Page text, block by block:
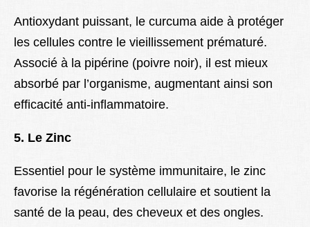
Antioxydant puissant, le curcuma aide à protéger
les cellules contre le vieillissement prématuré.
Associé à la pipérine (poivre noir), il est mieux
absorbé par l’organisme, augmentant ainsi son
efficacité anti-inflammatoire.
5. Le Zinc
Essentiel pour le système immunitaire, le zinc
favorise la régénération cellulaire et soutient la
santé de la peau, des cheveux et des ongles.